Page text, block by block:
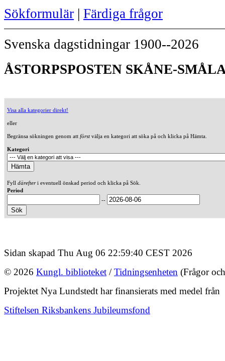
Sökformulär | Färdiga frågor
Svenska dagstidningar 1900--2026
ÅSTORPSPOSTEN SKÅNE-
Visa alla kategorier direkt!
eller
Begränsa sökningen genom att förstvälja en kategori att söka på och klicka på Hämta.
Kategori
Fyll därefteri eventuell önskad period och klicka på Sök.
Period
--
Sidan skapad Thu Aug 06 22:59:40 CEST 2026
© 2026 Kungl. biblioteket /Tidningsenheten (Frågor
Projektet Nya Lundstedt har finansierats med medel från
Stiftelsen Riksbankens Jubileumsfond